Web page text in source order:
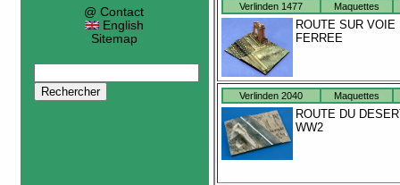
@ Contact
English
Sitemap
Verlinden 1477 Maquettes
ROUTE SUR VOIE
FERREE
Verlinden 2040 Maquettes
ROUTE DU
WW2